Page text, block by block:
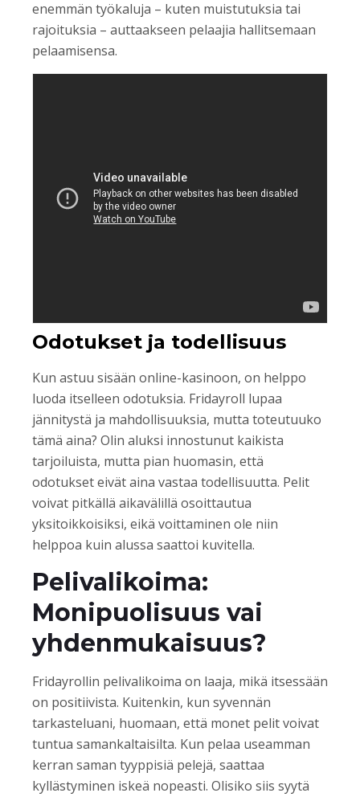
enemmän työkaluja – kuten muistutuksia tai
rajoituksia – auttaakseen pelaajia hallitsemaan
pelaamisensa.
Odotukset ja todellisuus
Kun astuu sisään online-kasinoon, on helppo
luoda itselleen odotuksia. Fridayroll lupaa
jännitystä ja mahdollisuuksia, mutta toteutuuko
tämä aina? Olin aluksi innostunut kaikista
tarjoiluista, mutta pian huomasin, että
odotukset eivät aina vastaa todellisuutta. Pelit
voivat pitkällä aikavälillä osoittautua
yksitoikkoisiksi, eikä voittaminen ole niin
helppoa kuin alussa saattoi kuvitella.
Pelivalikoima:
Monipuolisuus vai
yhdenmukaisuus?
Fridayrollin pelivalikoima on laaja, mikä itsessään
on positiivista. Kuitenkin, kun syvennän
tarkasteluani, huomaan, että monet pelit voivat
tuntua samankaltaisilta. Kun pelaa useamman
kerran saman tyyppisiä pelejä, saattaa
kyllästyminen iskeä nopeasti. Olisiko siis syytä